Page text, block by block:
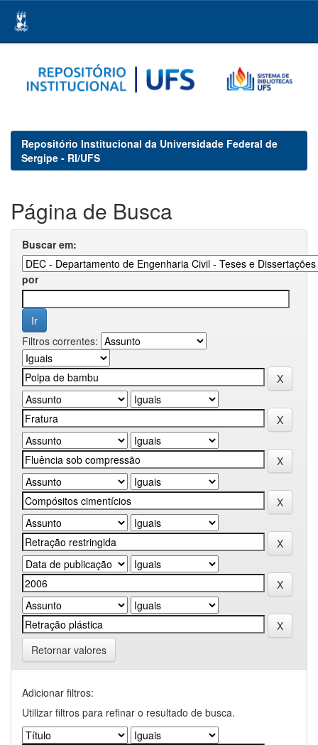
navigation
Repositório Institucional da Universidade Federal de
Sergipe - RI/UFS
Página de Busca
Buscar em:
por
Filtros correntes:
Retornar valores
Adicionar filtros:
Utilizar filtros para refinar o resultado de busca.